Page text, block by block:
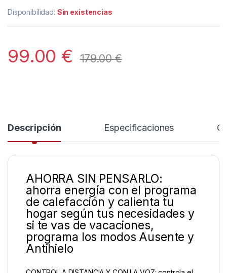
Disponibilidad: Sin existencias
99.00 € 179.00€
Descripción Especificaciones
AHORRA SIN PENSARLO:
ahorra energía con el programa
de calefacción y calienta tu
hogar según tus necesidades y
si te vas de vacaciones,
programa los modos Ausente y
Antihielo